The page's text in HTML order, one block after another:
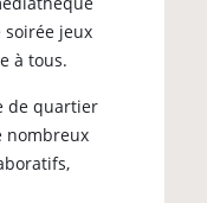
soirée jeux
à tous.
de quartier
nombreux